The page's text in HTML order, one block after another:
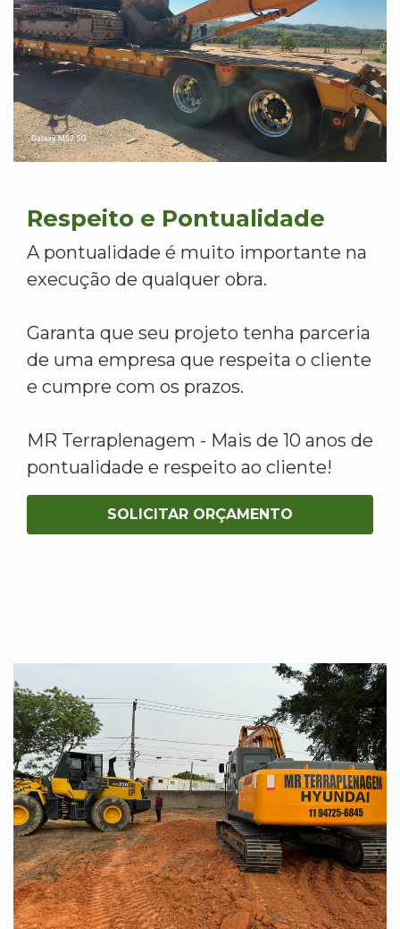
Respeito e Pontualidade
A pontualidade é muito importante na
execução de qualquer obra.
Garanta que seu projeto tenha parceria
de uma empresa que respeita o cliente
e cumpre com os prazos.
MR Terraplenagem - Mais de 10 anos de
pontualidade e respeito ao cliente!
SOLICITAR ORÇAMENTO